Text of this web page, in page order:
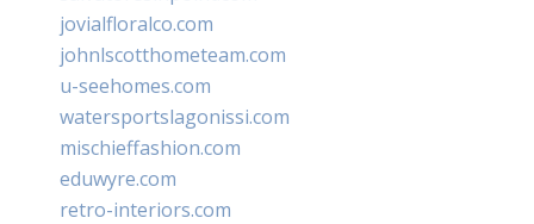
jovialfloralco.com
johnlscotthometeam.com
u-seehomes.com
watersportslagonissi.com
mischieffashion.com
eduwyre.com
retro-interiors.com